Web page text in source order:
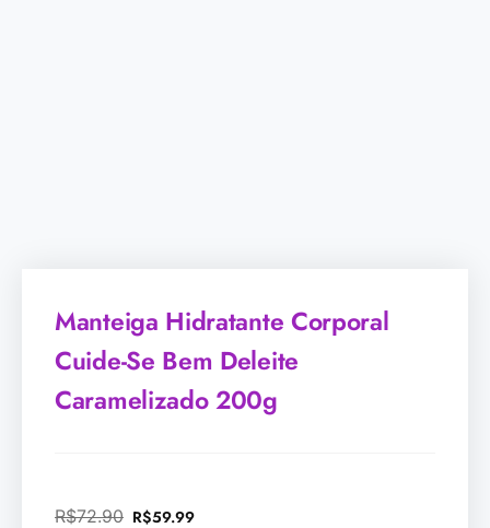
Manteiga Hidratante Corporal
Cuide-Se Bem Deleite
Caramelizado 200g
R$72.90 R$59.99